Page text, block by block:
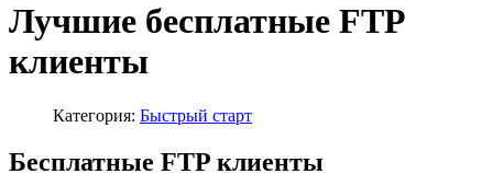
Лучшие бесплатные FTP
клиенты
Категория: Быстрый старт
Бесплатные FTP клиенты